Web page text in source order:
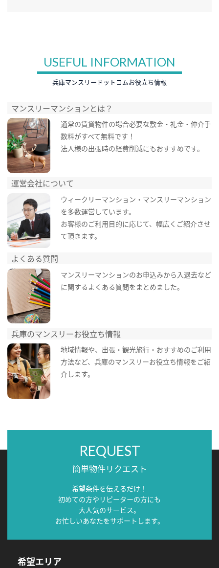
USEFUL INFORMATION
兵庫マンスリードットコムお役立ち情報
マンスリーマンションとは？
通常の賃貸物件の場合必要な敷金・礼金・仲介手
数料がすべて無料です！
法人様の出張時の経費削減にもおすすめです。
運営会社について
ウィークリーマンション・マンスリーマンション
を多数運営しています。
お客様のご利用目的に応じて、幅広くご紹介させ
て頂きます。
よくある質問
マンスリーマンションのお申込みから入退去など
に関するよくある質問をまとめました。
兵庫のマンスリーお役立ち情報
地域情報や、出張・観光旅行・おすすめのご利用
方法など、兵庫のマンスリーお役立ち情報をご紹
介します。
REQUEST
簡単物件リクエスト
希望条件を伝えるだけ！
初めての方やリピーターの方にも
大人気のサービス。
お忙しいあなたをサポートします。
希望エリア